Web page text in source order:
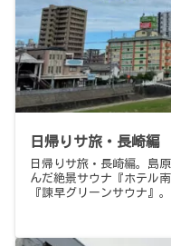
日帰りサ旅・長崎編
日帰りサ旅・長崎編。島
んだ絶景サウナ『ホテル
『諫早グリーンサウナ』